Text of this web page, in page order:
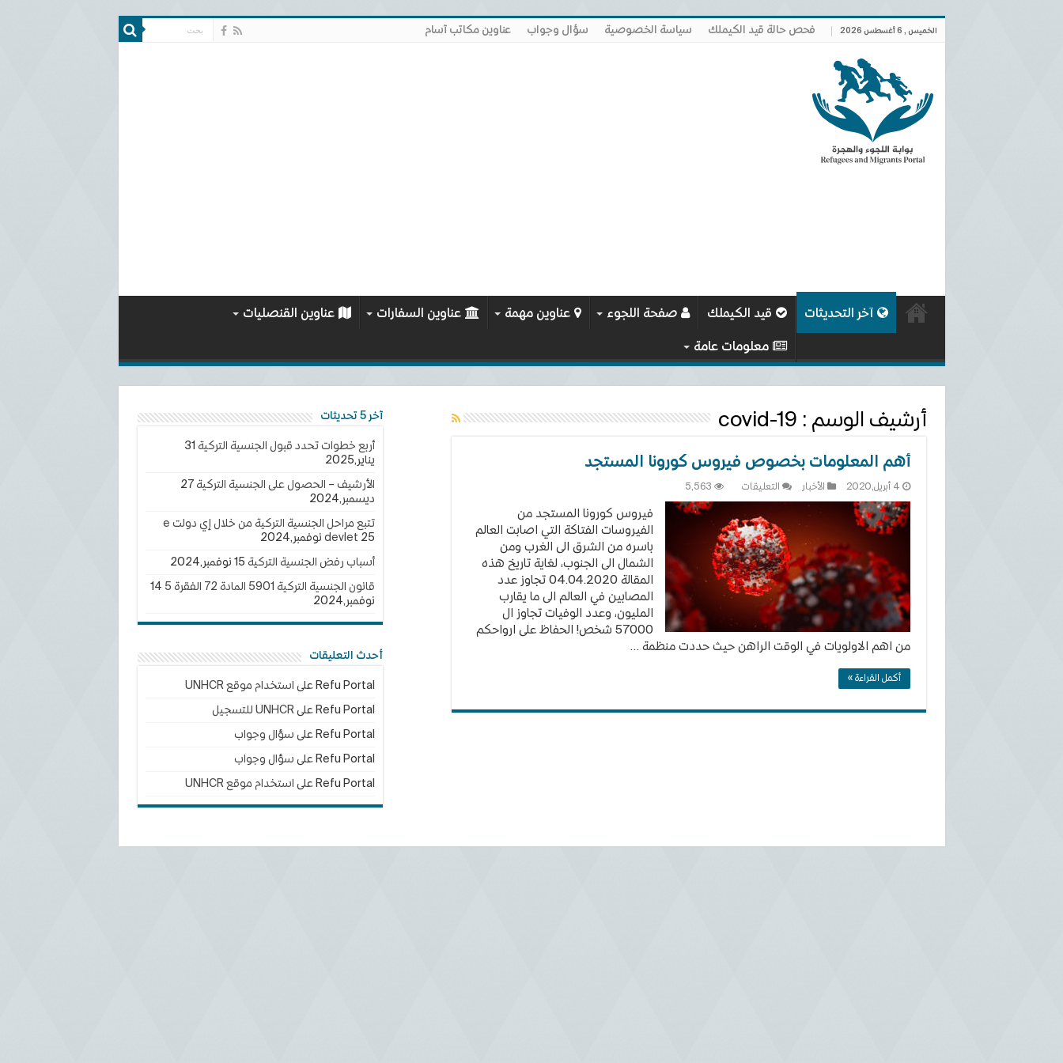
الخميس , 6 أغسطس 2026 فحص حالة قيد الكيملك سياسة الخصوصية سؤال وجواب عناوين مكاتب آسام
آخر التحديثات قيد الكيملك صفحة اللجوء عناوين مهمة عناوين السفارات عناوين القنصليات
معلومات عامة
أرشيف الوسم : covid-19
أهم المعلومات بخصوص فيروس كورونا المستجد
4 أبريل,2020 الأخبار التعليقات
المعلومات
بخصوص
فيروس
كورونا
المستجد
مغلقة
5,563
فيروس كورونا المستجد من
الفيروسات الفتاكة التي اصابت العالم
باسره من الشرق الى الغرب ومن
الشمال الى الجنوب، لغاية تاريخ هذه
المقالة 04.04.2020 تجاوز عدد
المصابين في العالم الى ما يقارب
المليون، وعدد الوفيات تجاوز ال
57000 شخص! الحفاظ على ارواحكم
من اهم الاولويات في الوقت الراهن حيث حددت منظمة …
أكمل القراءة »
آخر 5 تحديثات
أربع خطوات تحدد قبول الجنسية التركية 31
يناير,2025
الأرشيف – الحصول على الجنسية التركية 27
ديسمبر,2024
تتبع مراحل الجنسية التركية من خلال إي دولت e
devlet 25 نوفمبر,2024
أسباب رفض الجنسية التركية 15 نوفمبر,2024
قانون الجنسية التركية 5901 المادة 72 الفقرة 5
14
نوفمبر,2024
أحدث التعليقات
Refu Portal على استخدام موقع UNHCR
Refu Portal علىUNHCR للتسجيل
Refu Portal على سؤال وجواب
Refu Portal على سؤال وجواب
Refu Portal على استخدام موقع UNHCR